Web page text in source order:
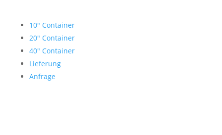
10″ Container
20″ Container
40″ Container
Lieferung
Anfrage